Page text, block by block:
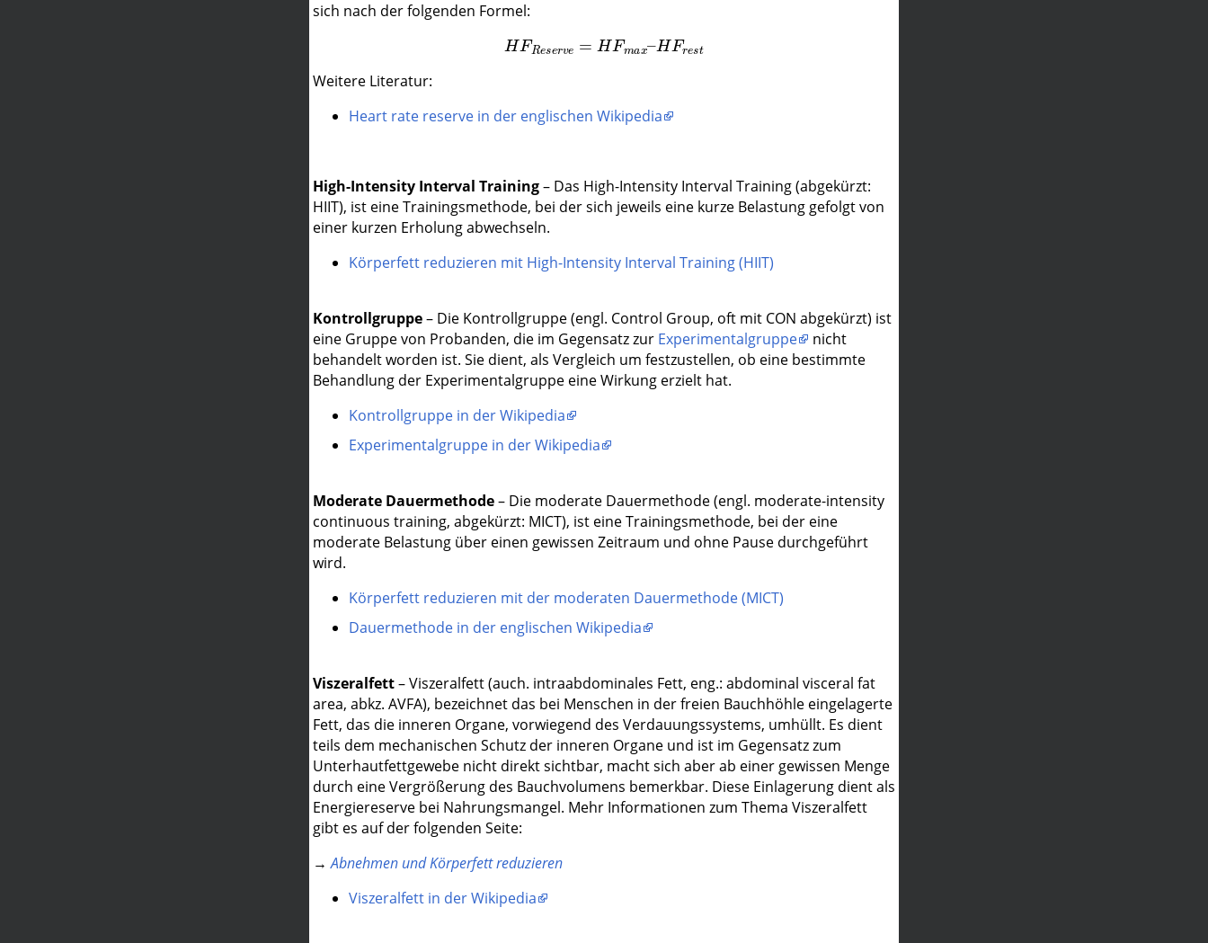
sich nach der folgenden Formel:
H e=H ax–
rest
Weitere Literatur:
Heart rate reserve in der englischen Wikipedia
High-Intensity Interval Training– Das High-Intensity Interval Training (abgekürzt:
HIIT), ist eine Trainingsmethode, bei der sich jeweils eine kurze Belastung gefolgt von
einer kurzen Erholung abwechseln.
Körperfett reduzieren mit High-Intensity Interval Training (HIIT)
Kontrollgruppe– Die Kontrollgruppe (engl. Control Group, oft mit CON abgekürzt) ist
eine Gruppe von Probanden, die im Gegensatz zur Experimentalgruppe
nicht
behandelt worden ist. Sie dient, als Vergleich um festzustellen, ob eine bestimmte
Behandlung der Experimentalgruppe eine Wirkung erzielt hat.
Kontrollgruppe in der Wikipedia
Experimentalgruppe in der Wikipedia
Moderate Dauermethode– Die moderate Dauermethode (engl. moderate-intensity
continuous training, abgekürzt: MICT), ist eine Trainingsmethode, bei der eine
moderate Belastung über einen gewissen Zeitraum und ohne Pause durchgeführt
wird.
Körperfett reduzieren mit der moderaten Dauermethode (MICT)
Dauermethode in der englischen Wikipedia
Viszeralfett– Viszeralfett (auch. intraabdominales Fett, eng.: abdominal visceral fat
area, abkz. AVFA), bezeichnet das bei Menschen in der freien Bauchhöhle eingelagerte
Fett, das die inneren Organe, vorwiegend des Verdauungssystems, umhüllt. Es dient
teils dem mechanischen Schutz der inneren Organe und ist im Gegensatz zum
Unterhautfettgewebe nicht direkt sichtbar, macht sich aber ab einer gewissen Menge
durch eine Vergrößerung des Bauchvolumens bemerkbar. Diese Einlagerung dient als
Energiereserve bei Nahrungsmangel. Mehr Informationen zum Thema Viszeralfett
gibt es auf der folgenden Seite:
→Abnehmen und Körperfett reduzieren
Viszeralfett in der Wikipedia